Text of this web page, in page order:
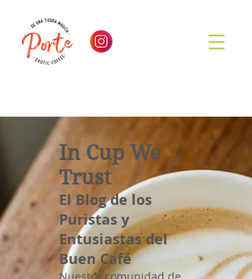
In Cup We
Trust
El Blog de los
Puristas y
Entusiastas del
Buen Café